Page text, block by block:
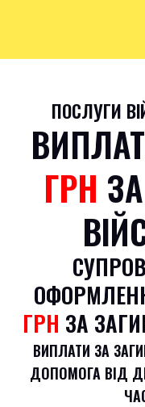
ПОСЛУГИ
ГРН
ГРН ЗА
ВИПЛАТИ ЗА
ДОПОМОГА ВІД